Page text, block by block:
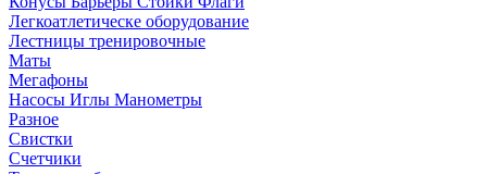
Легкоатлетическе оборудование
Лестницы тренировочные
Маты
Мегафоны
Насосы Иглы Манометры
Разное
Свистки
Счетчики